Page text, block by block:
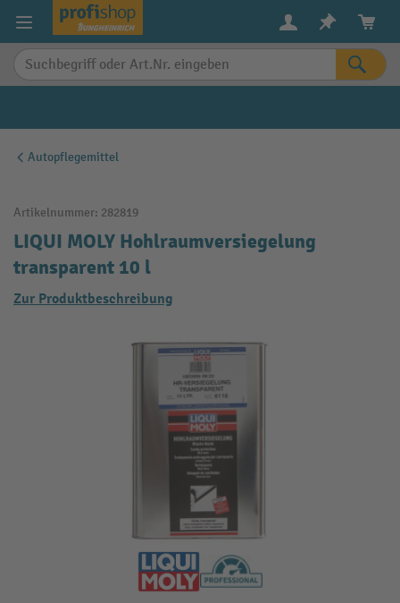
springen
Autopflegemittel
Artikelnummer: 282819
LIQUI MOLY Hohlraumversiegelung
transparent 10 l
Zur Produktbeschreibung